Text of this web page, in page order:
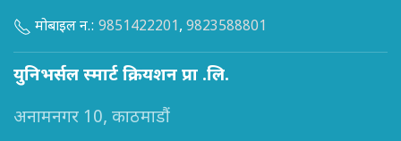
मोबाइल न.: 9851422201, 9823588801
युनिभर्सल स्मार्ट क्रियशन प्रा .लि.
अनामनगर 10, काठमाडौं